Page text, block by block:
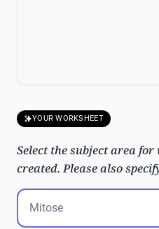
YOUR WORKSHEET
Select the subject area
created. Please also